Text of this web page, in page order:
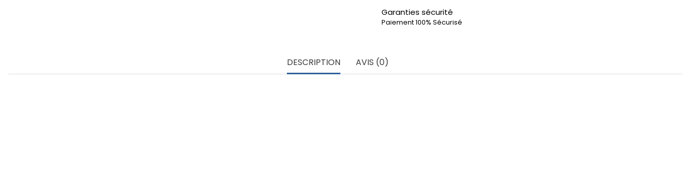
Garanties sécurité
Paiement 100% Sécurisé
DESCRIPTION AVIS (0)